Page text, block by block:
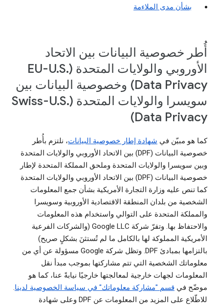
بشأن مدى الملاءمة
أُطر خصوصية البيانات بين الاتحاد
الأوروبي والولايات المتحدة (EU-U.S.
Data Privacy) وخصوصية البيانات بين
سويسرا والولايات المتحدة (Swiss-U.S.
Data Privacy)
كما هو مبيّن في شهادة إطار خصوصية البيانات، نلتزم بأُطر
خصوصية البيانات (DPF) بين الاتحاد الأوروبي والولايات المتحدة
وبين سويسرا والولايات المتحدة وملحق المملكة المتحدة لإطار
خصوصية البيانات (DPF) بين الاتحاد الأوروبي والولايات المتحدة
كما تنص عليه وزارة التجارة الأمريكية بشأن جمع المعلومات
الشخصية من بلدان المنطقة الاقتصادية الأوروبية وسويسرا
والمملكة المتحدة على التوالي واستخدام هذه المعلومات
والاحتفاظ بها. وتقرّ شركة Google LLC (والشركات الفرعية
الأمريكية المملوكة لها بالكامل ما لم تُستثنَ بشكلٍ صريح)
بالتزامها بمبادئ DPF. وتظل شركة Google مسؤولة عن أي من
معلوماتك الشخصية التي تتم مشاركتها بموجب مبدأ نقل
المعلومات لجهات خارجية لمعالجتها خارجيًا نيابةً عنا، كما هو
موضّح في قسم "مشاركة معلوماتك" في سياسة الخصوصية لدينا.
للاطّلاع على المزيد من المعلومات عن DPF وعلى شهادة